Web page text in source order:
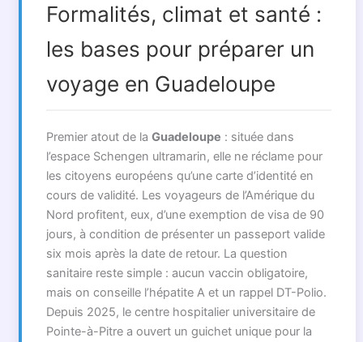
Formalités, climat et santé :
les bases pour préparer un
voyage en Guadeloupe
Premier atout de la Guadeloupe : située dans
l’espace Schengen ultramarin, elle ne réclame pour
les citoyens européens qu’une carte d’identité en
cours de validité. Les voyageurs de l’Amérique du
Nord profitent, eux, d’une exemption de visa de 90
jours, à condition de présenter un passeport valide
six mois après la date de retour. La question
sanitaire reste simple : aucun vaccin obligatoire,
mais on conseille l’hépatite A et un rappel DT-Polio.
Depuis 2025, le centre hospitalier universitaire de
Pointe-à-Pitre a ouvert un guichet unique pour la